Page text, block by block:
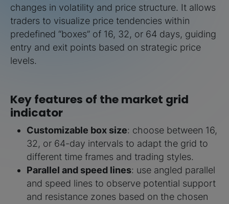
changes in volatility and price structure. It allows
traders to visualize price tendencies within
predefined “boxes” of 16, 32, or 64 days, guiding
entry and exit points based on strategic price
levels.
Key features of the market grid
indicator
Customizable box size: choose between 16,
32, or 64-day intervals to adapt the grid to
different time frames and trading styles.
Parallel and speed lines: use angled parallel
and speed lines to observe potential support
and resistance zones based on the chosen